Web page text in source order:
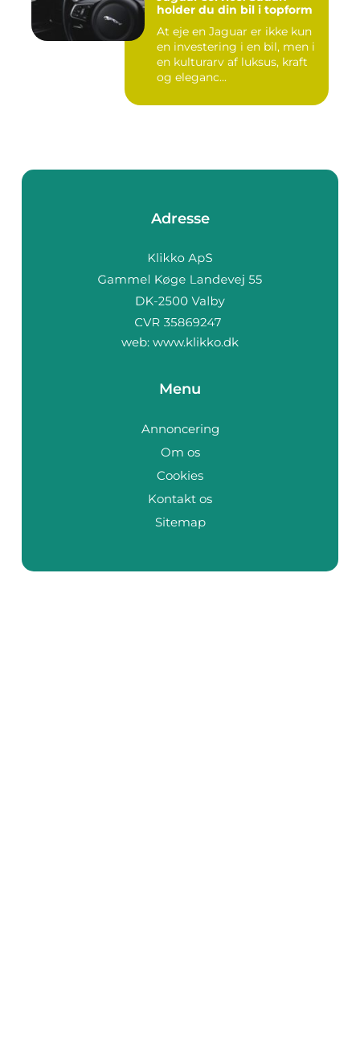
holder du din bil i topform
At eje en Jaguar er ikke kun
en investering i en bil, men i
en kulturarv af luksus, kraft
og eleganc...
Adresse
web: www.klikko.dk
Menu
Annoncering
Om os
Cookies
Kontakt os
Sitemap